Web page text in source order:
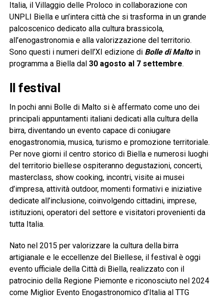
Italia, il Villaggio delle Proloco in collaborazione con
UNPLI Biella e un’intera città che si trasforma in un grande
palcoscenico dedicato alla cultura brassicola,
all’enogastronomia e alla valorizzazione del territorio.
Sono questi i numeri dell’XI edizione di Bolle di Maltoin
programma a Biella dal 30 agosto al 7 settembre.
Il festival
In pochi anni Bolle di Malto si è affermato come uno dei
principali appuntamenti italiani dedicati alla cultura della
birra, diventando un evento capace di coniugare
enogastronomia, musica, turismo e promozione territoriale.
Per nove giorni il centro storico di Biella e numerosi luoghi
del territorio biellese ospiteranno degustazioni, concerti,
masterclass, show cooking, incontri, visite ai musei
d’impresa, attività outdoor, momenti formativi e iniziative
dedicate all’inclusione, coinvolgendo cittadini, imprese,
istituzioni, operatori del settore e visitatori provenienti da
tutta Italia.
Nato nel 2015 per valorizzare la cultura della birra
artigianale e le eccellenze del Biellese, il festival è oggi
evento ufficiale della Città di Biella, realizzato con il
patrocinio della Regione Piemonte e riconosciuto nel 2024
come Miglior Evento Enogastronomico d’Italia al TTG